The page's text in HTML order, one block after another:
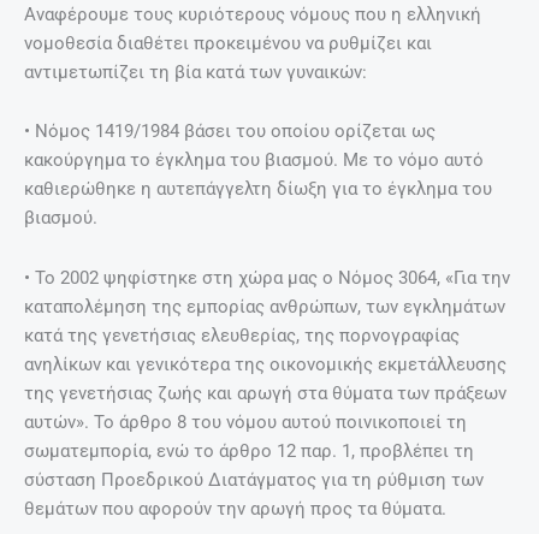
Αναφέρουμε τους κυριότερους νόμους που η ελληνική
νοµοθεσία διαθέτει προκειμένου να ρυθµίζει και
αντιµετωπίζει τη βία κατά των γυναικών:
• Νόµος 1419/1984 βάσει του οποίου ορίζεται ως
κακούργηµα το έγκληµα του βιασµού. Με το νόµο αυτό
καθιερώθηκε η αυτεπάγγελτη δίωξη για το έγκληµα του
βιασµού.
• Το 2002 ψηφίστηκε στη χώρα µας ο Nόµος 3064, «Για την
καταπολέµηση της εµπορίας ανθρώπων, των εγκληµάτων
κατά της γενετήσιας ελευθερίας, της πορνογραφίας
ανηλίκων και γενικότερα της οικονοµικής εκµετάλλευσης
της γενετήσιας ζωής και αρωγή στα θύµατα των πράξεων
αυτών». Το άρθρο 8 του νόµου αυτού ποινικοποιεί τη
σωµατεµπορία, ενώ το άρθρο 12 παρ. 1, προβλέπει τη
σύσταση Προεδρικού ∆ιατάγµατος για τη ρύθµιση των
θεµάτων που αφορούν την αρωγή προς τα θύµατα.